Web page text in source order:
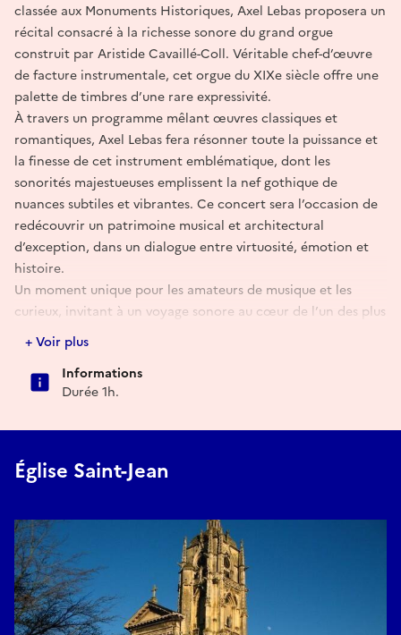
classée aux Monuments Historiques, Axel Lebas proposera un
récital consacré à la richesse sonore du grand orgue
construit par Aristide Cavaillé-Coll. Véritable chef-d’œuvre
de facture instrumentale, cet orgue du XIXe siècle offre une
palette de timbres d’une rare expressivité.
À travers un programme mêlant œuvres classiques et
romantiques, Axel Lebas fera résonner toute la puissance et
la finesse de cet instrument emblématique, dont les
sonorités majestueuses emplissent la nef gothique de
nuances subtiles et vibrantes. Ce concert sera l’occasion de
redécouvrir un patrimoine musical et architectural
d’exception, dans un dialogue entre virtuosité, émotion et
histoire.
Un moment unique pour les amateurs de musique et les
curieux, invitant à un voyage sonore au cœur de l’un des plus
beaux orgues de Normandie.
+ Voir plus
Informations
Durée 1h.
Église Saint-Jean